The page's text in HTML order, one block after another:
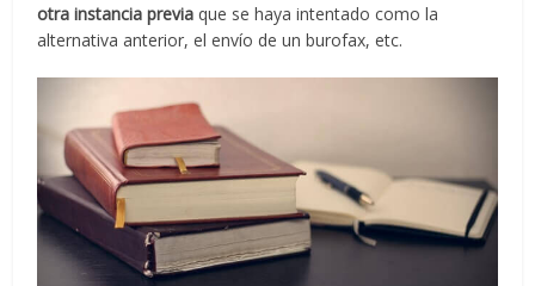
otra instancia previa que se haya intentado como la
alternativa anterior, el envío de un burofax, etc.